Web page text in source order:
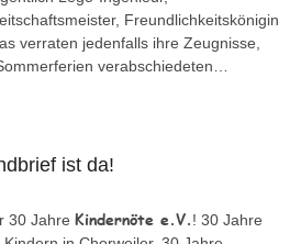
Freundlichkeitskönigin
verraten jedenfalls ihre Zeugnisse,
verabschiedeten…
ist da!
30 Jahre Kindernöte e.V.! 30 Jahre